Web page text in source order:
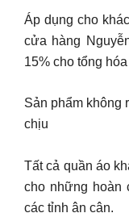
Áp dụng cho
cửa hàng
15% cho tổng
Sản phẩm không
chịu
Tất cả quần áo
cho những hoàn
các tỉnh ân cận.